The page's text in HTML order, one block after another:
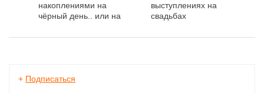
накоплениями на
чёрный день.. или на
выступлениях на
свадьбах
+ Подписаться